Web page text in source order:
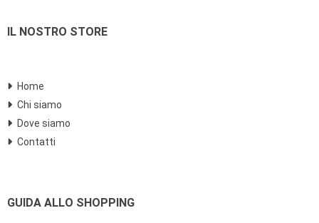
IL NOSTRO STORE
Home
Chi siamo
Dove siamo
Contatti
GUIDA ALLO SHOPPING